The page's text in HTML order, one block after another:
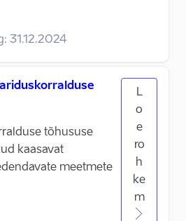
31.12.2024
tõhususe
kaasavat
meetmete
L
o
e
ro
h
ke
m